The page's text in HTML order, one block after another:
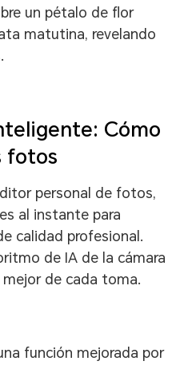
un pétalo de flor
matutina, revelando
Cómo
fotos
personal de fotos,
al instante para
calidad profesional.
de IA de la cámara
de cada toma.
función mejorada por